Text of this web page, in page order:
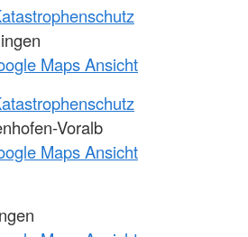
Maps Ansicht
Voralb
Maps Ansicht